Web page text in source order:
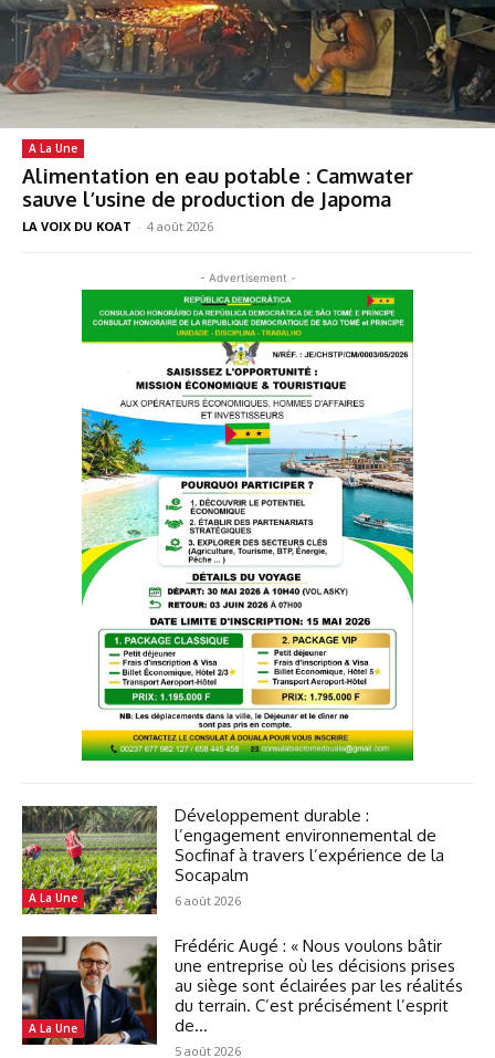
A La Une
Alimentation en eau potable : Camwater
sauve l’usine de production de Japoma
LA VOIX DU KOAT - 4 août 2026
- Advertisement -
A La Une
Développement durable :
l’engagement environnemental de
Socfinaf à travers l’expérience de la
Socapalm
6 août 2026
A La Une
Frédéric Augé : « Nous voulons bâtir
une entreprise où les décisions prises
au siège sont éclairées par les réalités
du terrain. C’est précisément l’esprit
de...
5 août 2026